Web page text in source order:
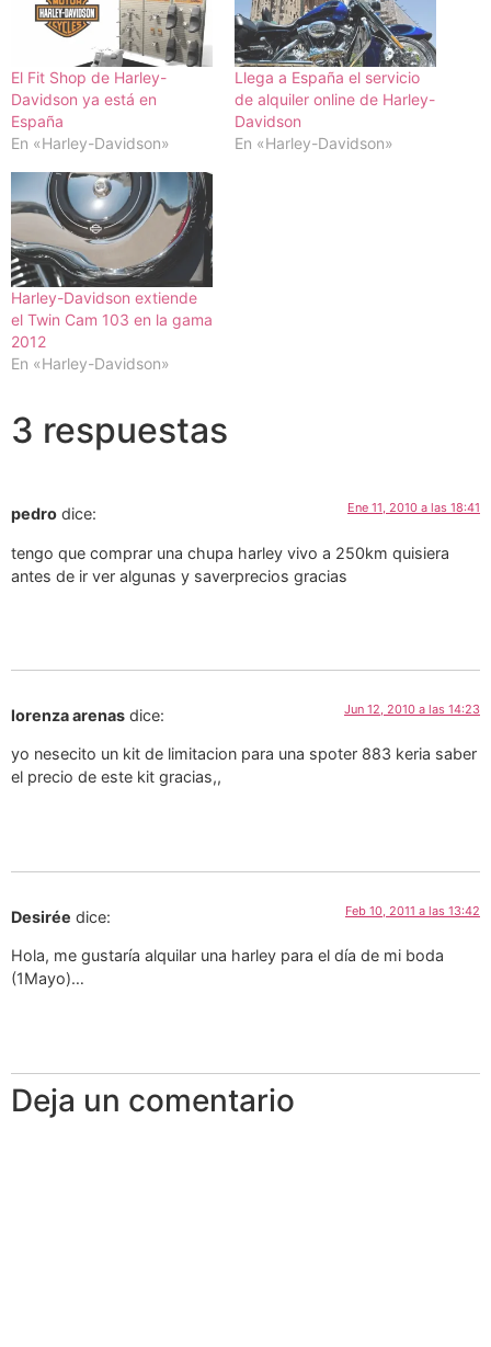
El Fit Shop de Harley-
Davidson ya está en
España
En «Harley-Davidson»
Llega a España el servicio
de alquiler online de Harley-
Davidson
En «Harley-Davidson»
Harley-Davidson extiende
el Twin Cam 103 en la gama
2012
En «Harley-Davidson»
3 respuestas
pedro dice: Ene 11, 2010 a las 18:41
tengo que comprar una chupa harley vivo a 250km quisiera
antes de ir ver algunas y saverprecios gracias
lorenza arenas dice: Jun 12, 2010 a las 14:23
yo nesecito un kit de limitacion para una spoter 883 keria saber
el precio de este kit gracias,,
Desirée dice: Feb 10, 2011 a las 13:42
Hola, me gustaría alquilar una harley para el día de mi boda
(1Mayo)…
Deja un comentario